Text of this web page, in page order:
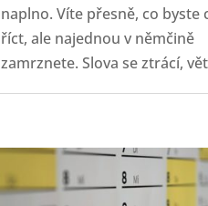
naplno. Víte přesně, co byste
říct, ale najednou v němčině
zamrznete. Slova se ztrácí,